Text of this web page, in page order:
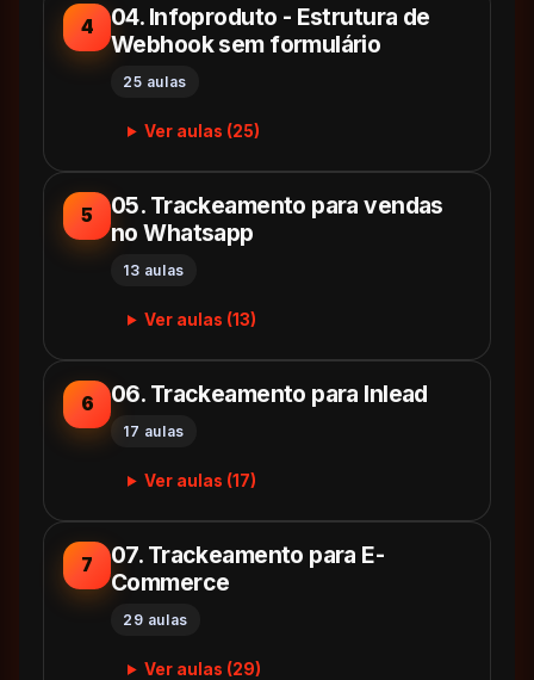
4
04. Infoproduto - Estrutura de
Webhook sem formulário
25 aulas
Ver aulas (25)
5
05. Trackeamento para vendas
no Whatsapp
13 aulas
Ver aulas (13)
6 06. Trackeamento para Inlead
17 aulas
Ver aulas (17)
7
07. Trackeamento para E-
Commerce
29 aulas
Ver aulas (29)